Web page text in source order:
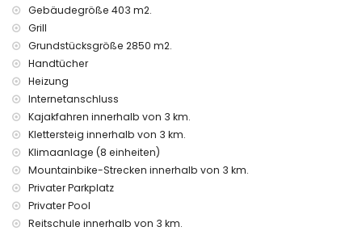
Weitere Informationen
nächster Ort: Denia (innerhalb von 2 Kilometern von der Villa)
nächstes Ufer oder Küste: Mittelmeer (innerhalb von 2
Kilometern von der Villa)
nächster Strand: Playa Punta Raset (innerhalb von 4
Kilometern von der Villa)
von der Villa)
nächster Flughafen: Flughafen Alicante-Elche (innerhalb
von 100 Kilometern von der Villa)
zweiter nächster Flughafen: Flughafen Valencia (innerhalb
von 100 Kilometern von der Villa)
Haustiere sind nicht erlaubt
Gebäudegröße 403 m2.
Grill
Grundstücksgröße 2850 m2.
Handtücher
Heizung
Internetanschluss
Kajakfahren innerhalb von 3 km.
Klettersteig innerhalb von 3 km.
Klimaanlage (8 einheiten)
Mountainbike-Strecken innerhalb von 3 km.
Privater Parkplatz
Privater Pool
Reitschule innerhalb von 3 km.